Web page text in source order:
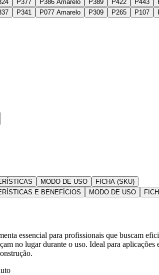
P377 P386 Amarelo P389 P422 P443
P341 P077 Amarelo P309 P265 P107
MODO DE USO
FICHA (SKU)
E BENEFÍCIOS MODO DE USO
essencial para profissionais que buscam
no lugar durante o uso. Ideal para